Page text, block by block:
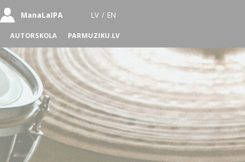
ManaLaIPA LV / EN
AUTORSKOLA PARMUZIKU.LV